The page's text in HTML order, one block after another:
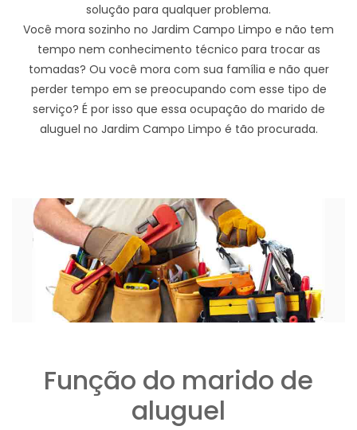
solução para qualquer problema.
Você mora sozinho no Jardim Campo Limpo e não tem
tempo nem conhecimento técnico para trocar as
tomadas? Ou você mora com sua família e não quer
perder tempo em se preocupando com esse tipo de
serviço? É por isso que essa ocupação do marido de
aluguel no Jardim Campo Limpo é tão procurada.
Função do marido de
aluguel